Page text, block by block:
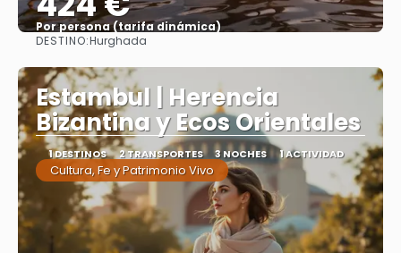
Por persona (tarifa dinámica)
DESTINO:Hurghada
Estambul | Herencia
Bizantina y Ecos Orientales
1 DESTINOS 2 TRANSPORTES 3 NOCHES 1 ACTIVIDAD
Cultura, Fe y Patrimonio Vivo